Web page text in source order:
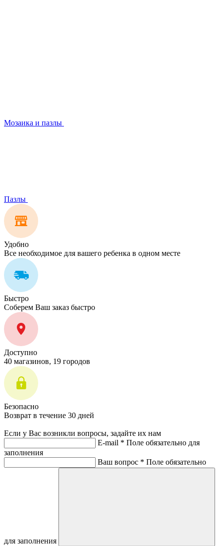
Мозаика и пазлы
Пазлы
Удобно
Все необходимое для вашего ребенка в одном месте
Быстро
Соберем Ваш заказ быстро
Доступно
40 магазинов, 19 городов
Безопасно
Возврат в течение 30 дней
Если у Вас возникли вопросы, задайте их нам
E-mail * Поле обязательно для
заполнения
Ваш вопрос * Поле обязательно
для заполнения